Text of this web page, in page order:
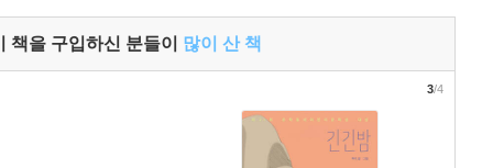
책을 구입하신 분들이 많이 산 책
3/4